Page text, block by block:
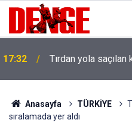
17:32 Tırdan yola saçılan
Anasayfa TÜRKİYE
sıralamada yer aldı